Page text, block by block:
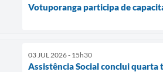
Votuporanga participa de
03 JUL 2026 - 15h30
Assistência Social conclui quarta